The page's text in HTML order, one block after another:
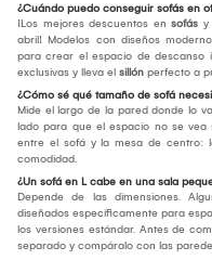
¿Cuándo puedo conseguir sofás en
¡Los mejores descuentos en sofás y
abril! Modelos con diseños
para crear el espacio de descanso
exclusivas y lleva el sillón perfecto a
¿Cómo sé qué tamaño de sofá
Mide el largo de la pared donde lo
lado para que el espacio no se vea
entre el sofá y la mesa de centro:
comodidad.
¿Un sofá en L cabe en una sala
Depende de las dimensiones.
diseñados específicamente para
los versiones estándar. Antes de
separado y compáralo con las